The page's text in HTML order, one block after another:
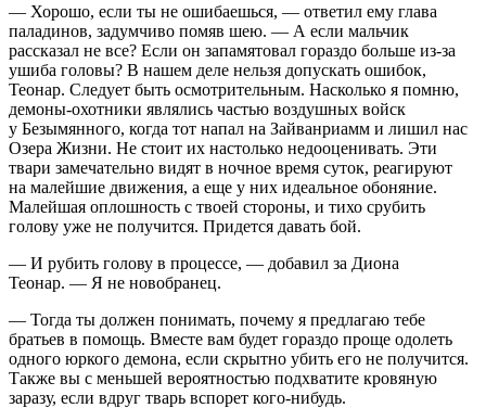
— Хорошо, если ты не ошибаешься, — ответил ему глава
паладинов, задумчиво помяв шею. — А если мальчик
рассказал не все? Если он запамятовал гораздо больше из-за
ушиба головы? В нашем деле нельзя допускать ошибок,
Теонар. Следует быть осмотрительным. Насколько я помню,
демоны-охотники являлись частью воздушных войск
у Безымянного, когда тот напал на Зайванриамм и лишил нас
Озера Жизни. Не стоит их настолько недооценивать. Эти
твари замечательно видят в ночное время суток, реагируют
на малейшие движения, а еще у них идеальное обоняние.
Малейшая оплошность с твоей стороны, и тихо срубить
голову уже не получится. Придется давать бой.
— И рубить голову в процессе, — добавил за Диона
Теонар. — Я не новобранец.
— Тогда ты должен понимать, почему я предлагаю тебе
братьев в помощь. Вместе вам будет гораздо проще одолеть
одного юркого демона, если скрытно убить его не получится.
Также вы с меньшей вероятностью подхватите кровяную
заразу, если вдруг тварь вспорет кого-нибудь.